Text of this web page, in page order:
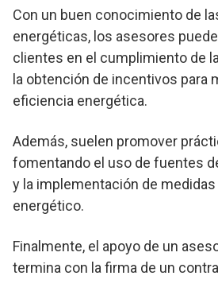
Con un buen conocimiento de
energéticas, los asesores
clientes en el cumplimiento de
la obtención de incentivos para
eficiencia energética.
Además, suelen promover
fomentando el uso de fuentes
y la implementación de medidas
energético.
Finalmente, el apoyo de un
termina con la firma de un